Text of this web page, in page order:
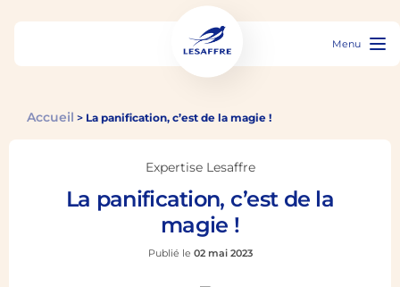
Menu
Accueil > La panification, c’est de la magie !
Expertise Lesaffre
La panification, c’est de la
magie !
Publié le 02 mai 2023